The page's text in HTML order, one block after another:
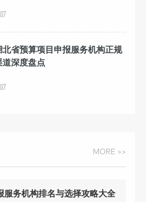
北省预算项目申报服务机构正规
道深度盘点
MORE >>
服务机构排名与选择攻略大全